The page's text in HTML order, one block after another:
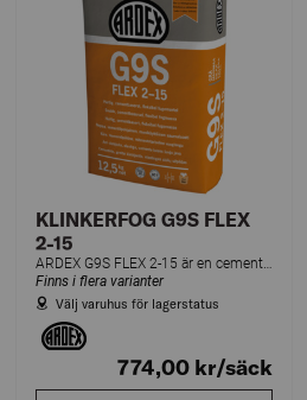
KLINKERFOG G9S FLEX
2-15
ARDEX G9S FLEX 2-15 är en cementbaserad snabbhärdande flexibel fogmassa. Särskilt lämplig för granitkeramik på balkonger och terrasser samt kakelbeklädda fasader och väggar av glasbetong.
Finns i flera varianter
Välj varuhus för lagerstatus
774,00 kr/säck